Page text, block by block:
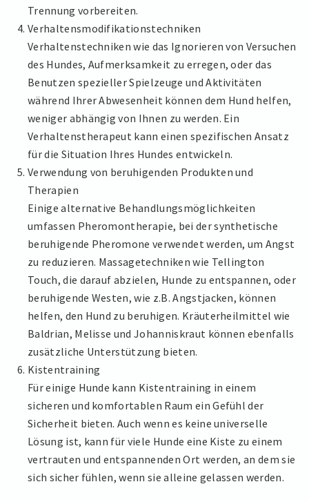
Trennung vorbereiten.
Verhaltensmodifikationstechniken
Verhaltenstechniken wie das Ignorieren von Versuchen
des Hundes, Aufmerksamkeit zu erregen, oder das
Benutzen spezieller Spielzeuge und Aktivitäten
während Ihrer Abwesenheit können dem Hund helfen,
weniger abhängig von Ihnen zu werden. Ein
Verhaltenstherapeut kann einen spezifischen Ansatz
für die Situation Ihres Hundes entwickeln.
Verwendung von beruhigenden Produkten und
Therapien
Einige alternative Behandlungsmöglichkeiten
umfassen Pheromontherapie, bei der synthetische
beruhigende Pheromone verwendet werden, um Angst
zu reduzieren. Massagetechniken wie Tellington
Touch, die darauf abzielen, Hunde zu entspannen, oder
beruhigende Westen, wie z.B. Angstjacken, können
helfen, den Hund zu beruhigen. Kräuterheilmittel wie
Baldrian, Melisse und Johanniskraut können ebenfalls
zusätzliche Unterstützung bieten.
Kistentraining
Für einige Hunde kann Kistentraining in einem
sicheren und komfortablen Raum ein Gefühl der
Sicherheit bieten. Auch wenn es keine universelle
Lösung ist, kann für viele Hunde eine Kiste zu einem
vertrauten und entspannenden Ort werden, an dem sie
sich sicher fühlen, wenn sie alleine gelassen werden.